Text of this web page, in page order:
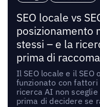
SEO locale vs
posizionamento
stessi – e la
prima di
Il SEO locale e il
funzionato con fattori
ricerca AI non
prima di decidere se